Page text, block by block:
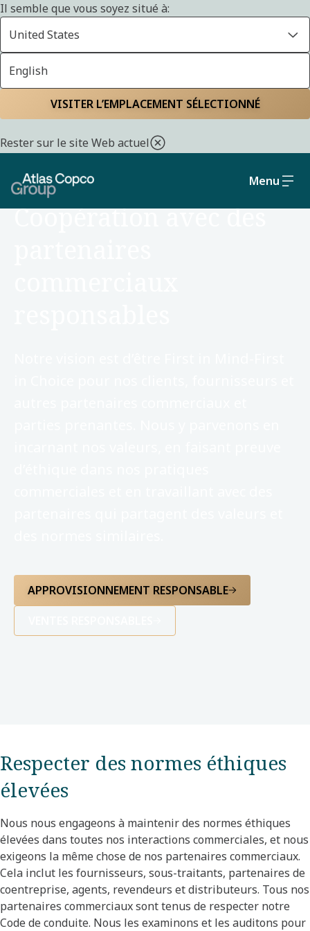
Il semble que vous soyez situé à:
United States
English
VISITER L’EMPLACEMENT SÉLECTIONNÉ
Rester sur le site Web actuel
Menu
Social et gouvernance
SOCIAL ET GOUVERNANCE
Coopération avec des
APPROVISIONNEMENT RESPONSABLE
Respecter des normes éthiques
élevées
Nous nous engageons à maintenir des normes éthiques
élevées dans toutes nos interactions commerciales, et nous
exigeons la même chose de nos partenaires commerciaux.
Cela inclut les fournisseurs, sous-traitants, partenaires de
coentreprise, agents, revendeurs et distributeurs. Tous nos
partenaires commerciaux sont tenus de respecter notre
Code de conduite. Nous les examinons et les auditons pour